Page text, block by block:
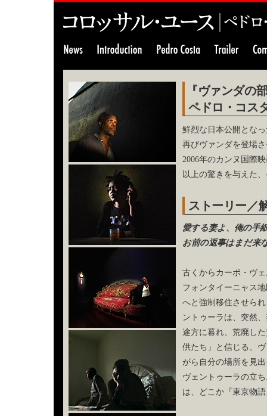
『ヴァンダの
ペドロ・コス
鮮烈な日本公開とな
再びヴァンダを登場
2006年のカンヌ国際
以上の驚きを与えた
ストーリー／
愛する妻よ、俺の手
お前の返事はまだ来
古くからカーボ・ヴ
フォンタイーニャス
へと強制移住させら
ントゥーラは、突然
途方に暮れ、荒廃し
供たち」と信じる、
がら自分の場所を見
ヴェントゥーラの立
は、どこか『東京物